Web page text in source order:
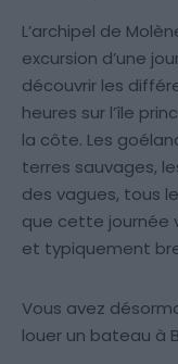
L’archipel de
excursion d’une
découvrir les
heures sur l’île
la côte. Les
terres sauvages,
des vagues, tous
que cette journée
et typiquement
Vous avez
louer un bateau à